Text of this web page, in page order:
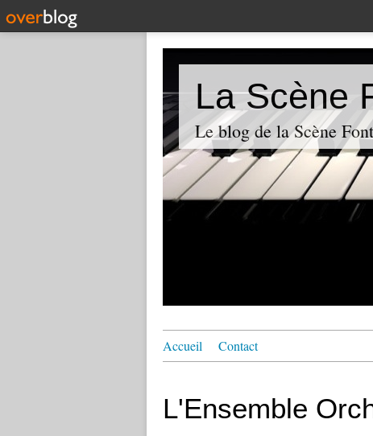
La Scène
Le blog de la Scène
Accueil Contact
L'Ensemble